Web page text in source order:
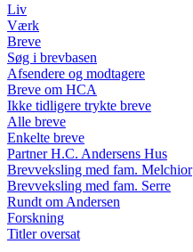
Liv
Værk
Breve
Søg i brevbasen
Afsendere og modtagere
Breve om HCA
Ikke tidligere trykte breve
Alle breve
Enkelte breve
Partner H.C. Andersens Hus
Brevveksling med fam. Melchior
Brevveksling med fam. Serre
Rundt om Andersen
Forskning
Titler oversat